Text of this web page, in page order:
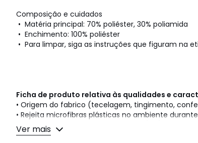
Composição e cuidados
• Matéria principal: 70% poliéster, 30% poliamida
• Enchimento: 100% poliéster
• Para limpar, siga as instruções que figuram na
Ficha de produto relativa às qualidades e
• Origem do fabrico (tecelagem, tingimento,
• Rejeita microfibras plásticas no ambiente
Última atualização da informação: 11/03/2026
Ver mais